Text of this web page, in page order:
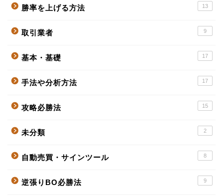
勝率を上げる方法 13
取引業者 9
基本・基礎 17
手法や分析方法 17
攻略必勝法 15
未分類 2
自動売買・サインツール 8
逆張りBO必勝法 9